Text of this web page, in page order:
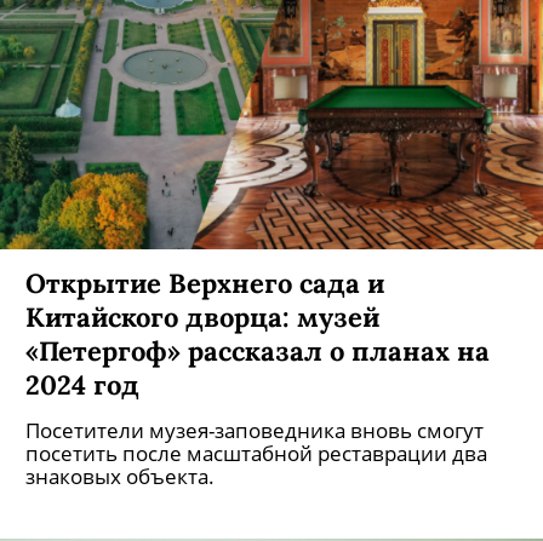
Открытие Верхнего сада и
Китайского дворца: музей
«Петергоф» рассказал о планах на
2024 год
Посетители музея-заповедника вновь смогут
посетить после масштабной реставрации два
знаковых объекта.